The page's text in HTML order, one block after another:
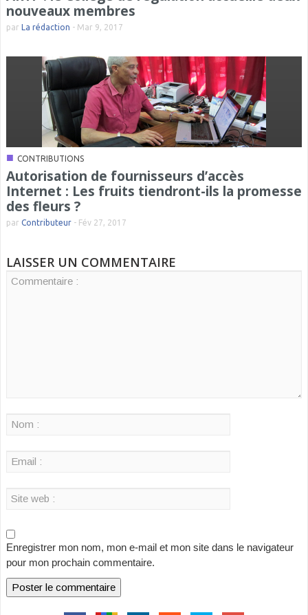
nouveaux membres
par La rédaction - Mar 9, 2017
■ CONTRIBUTIONS
Autorisation de fournisseurs d’accès
Internet : Les fruits tiendront-ils la promesse
des fleurs ?
par Contributeur - Fév 27, 2017
LAISSER UN COMMENTAIRE
Enregistrer mon nom, mon e-mail et mon site dans le navigateur
pour mon prochain commentaire.